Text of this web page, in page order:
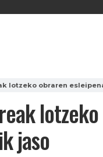
lotzeko obraren
jaso